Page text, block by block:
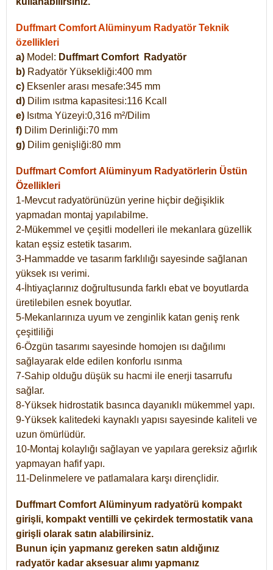
Duffmart Comfort Alüminyum Radyatör Teknik
özellikleri
a) Model: Duffmart Comfort
Radyatör
b) Radyatör Yüksekliği:400 mm
c) Eksenler arası mesafe:345 mm
d) Dilim ısıtma kapasitesi:116 Kcall
e) Isıtma Yüzeyi:0,316 m²/Dilim
f) Dilim Derinliği:70 mm
g) Dilim genişliği:80 mm
Duffmart Comfort Alüminyum Radyatörlerin Üstün
Özellikleri
1-Mevcut radyatörünüzün yerine hiçbir değişiklik
yapmadan montaj yapılabilme.
2-Mükemmel ve çeşitli modelleri ile mekanlara güzellik
katan eşsiz estetik tasarım.
3-Hammadde ve tasarım farklılığı sayesinde sağlanan
yüksek ısı verimi.
4-İhtiyaçlarınız doğrultusunda farklı ebat ve boyutlarda
üretilebilen esnek boyutlar.
5-Mekanlarınıza uyum ve zenginlik katan geniş renk
çeşitliliği
6-Özgün tasarımı sayesinde homojen ısı dağılımı
sağlayarak elde edilen konforlu ısınma
7-Sahip olduğu düşük su hacmi ile enerji tasarrufu
sağlar.
8-Yüksek hidrostatik basınca dayanıklı mükemmel yapı.
9-Yüksek kalitedeki kaynaklı yapısı sayesinde kaliteli ve
uzun ömürlüdür.
10-Montaj kolaylığı sağlayan ve yapılara gereksiz ağırlık
yapmayan hafif yapı.
11-Delinmelere ve patlamalara karşı dirençlidir.
Duffmart Comfort Alüminyum radyatörü kompakt
girişli, kompakt ventilli ve çekirdek termostatik vana
girişli olarak satın alabilirsiniz.
Bunun için yapmanız gereken satın aldığınız
radyatör kadar aksesuar alımı yapmanız